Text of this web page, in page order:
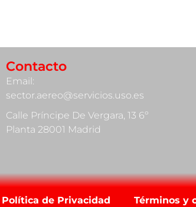
Contacto
Email:
sector.aereo@servicios.uso.es
Calle Príncipe De Vergara, 13 6º
Planta 28001 Madrid
Política de Privacidad Términos y